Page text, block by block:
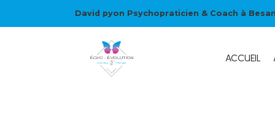
David pyon Psychopraticien & Coach à
ACCUEIL